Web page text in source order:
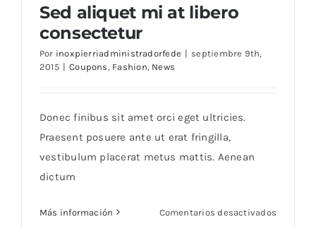
Sed aliquet mi at libero
consectetur
Por inoxpierriadministradorfede | septiembre 9th,
2015 | Coupons , Fashion, News
Donec finibus sit amet orci eget ultricies.
Praesent posuere ante ut erat fringilla,
vestibulum placerat metus mattis. Aenean
dictum
Más información Comentarios desactivados